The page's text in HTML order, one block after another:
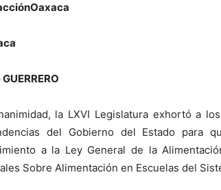
la LXVI Legislatura exhortó a
del Gobierno del Estado para
a la Ley General de la
Sobre Alimentación en Escuelas del